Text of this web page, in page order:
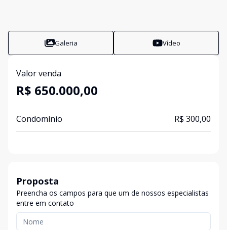
Galeria Vídeo
Valor venda
R$ 650.000,00
Condomínio R$ 300,00
Proposta
Preencha os campos para que um de nossos especialistas
entre em contato